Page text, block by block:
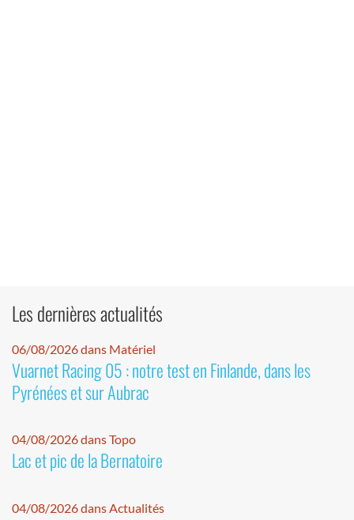
Les dernières actualités
06/08/2026 dans Matériel
Vuarnet Racing 05 : notre test en Finlande, dans les
Pyrénées et sur Aubrac
04/08/2026 dans Topo
Lac et pic de la Bernatoire
04/08/2026 dans Actualités